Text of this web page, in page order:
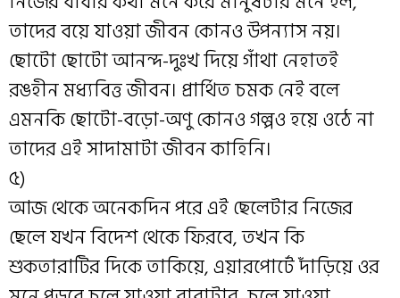
তাদের বয়ে যাওয়া জীবন কোনও উপন্যাস নয়।
ছোটো ছোটো আনন্দ-দুঃখ দিয়ে গাঁথা নেহাতই
রঙহীন মধ্যবিত্ত জীবন। প্রার্থিত চমক নেই বলে
এমনকি ছোটো-বড়ো-অণু কোনও গল্পও হয়ে ওঠে না
তাদের এই সাদামাটা জীবন কাহিনি।
৫)
আজ থেকে অনেকদিন পরে এই ছেলেটার নিজের
ছেলে যখন বিদেশ থেকে ফিরবে, তখন কি
শুকতারাটির দিকে তাকিয়ে, এয়ারপোর্টে দাঁড়িয়ে ওর